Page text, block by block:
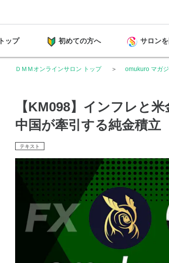
トップ 初めての方へ サロン
ＤＭＭオンラインサロン トップ omukuro マガ
【KM098】インフレと
中国が牽引する純金積立
テキスト